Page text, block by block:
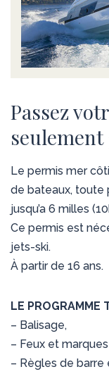
Passez
Le permis mer
de bateaux, toute
jusqu’a 6 milles
Ce permis est
jets-ski.
À partir de 16 ans.
LE PROGRAMME
– Balisage,
– Feux et
– Règles de barre